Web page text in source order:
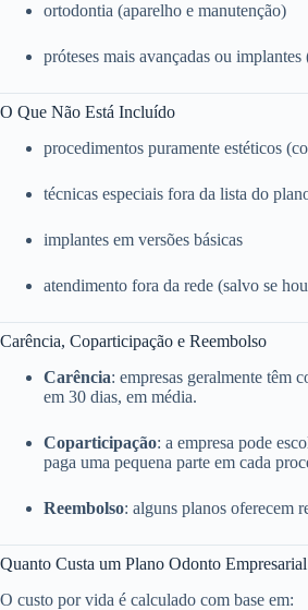
ortodontia (aparelho e manutenção)
próteses mais avançadas ou
O Que Não Está Incluído
procedimentos puramente estéticos
técnicas especiais fora da lista do
implantes em versões básicas
atendimento fora da rede (salvo se
Carência, Coparticipação e Reembolso
Carência: empresas geralmente têm
em 30 dias, em média.
Coparticipação: a empresa pode
paga uma pequena parte em cada
Reembolso: alguns planos oferecem
Quanto Custa um Plano Odonto Empresarial
O custo por vida é calculado com base em: